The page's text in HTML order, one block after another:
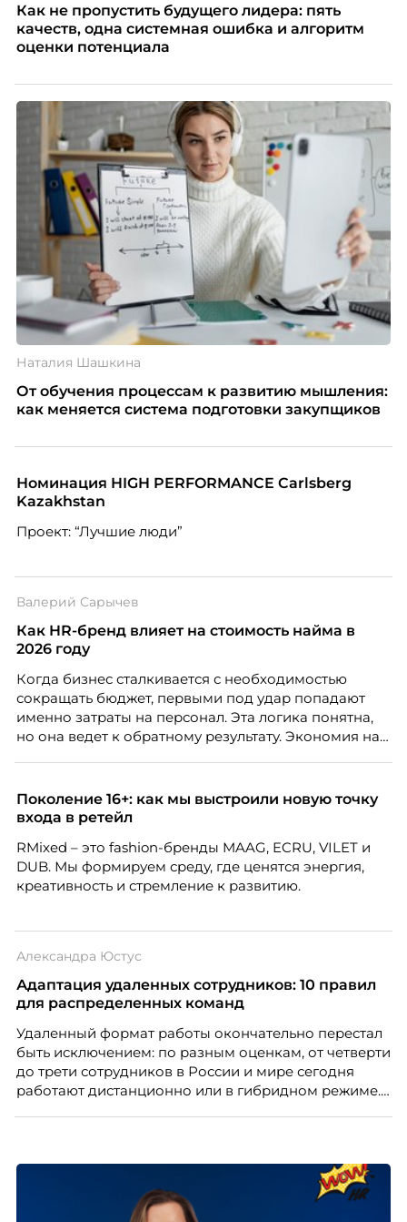
Как не пропустить будущего лидера: пять
качеств, одна системная ошибка и алгоритм
оценки потенциала
Наталия Шашкина
От обучения процессам к развитию мышления:
как меняется система подготовки закупщиков
Номинация HIGH PERFORMANCE Carlsberg
Kazakhstan
Проект: “Лучшие люди”
Валерий Сарычев
Как HR-бренд влияет на стоимость найма в
2026 году
Когда бизнес сталкивается с необходимостью
сокращать бюджет, первыми под удар попадают
именно затраты на персонал. Эта логика понятна,
но она ведет к обратному результату. Экономия на
значит – сокращает доходы бизнеса.
Поколение 16+: как мы выстроили новую точку
входа в ретейл
RMixed – это fashion-бренды MAAG, ECRU, VILET и
DUB. Мы формируем среду, где ценятся энергия,
креативность и стремление к развитию.
Александра Юстус
Адаптация удаленных сотрудников: 10 правил
для распределенных команд
Удаленный формат работы окончательно перестал
быть исключением: по разным оценкам, от четверти
до трети сотрудников в России и мире сегодня
работают дистанционно или в гибридном режиме.
расстоянии она требует осознанного
проектирования — иначе компания рискует
потерять новичка в первые же месяцы.